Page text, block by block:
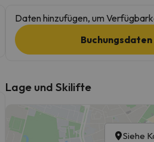
Daten hinzufügen, um
Lage und Skilifte
Siehe